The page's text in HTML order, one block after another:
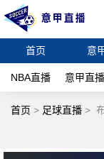
首页 意
NBA直播 意甲直播
首页 > 足球直播 >